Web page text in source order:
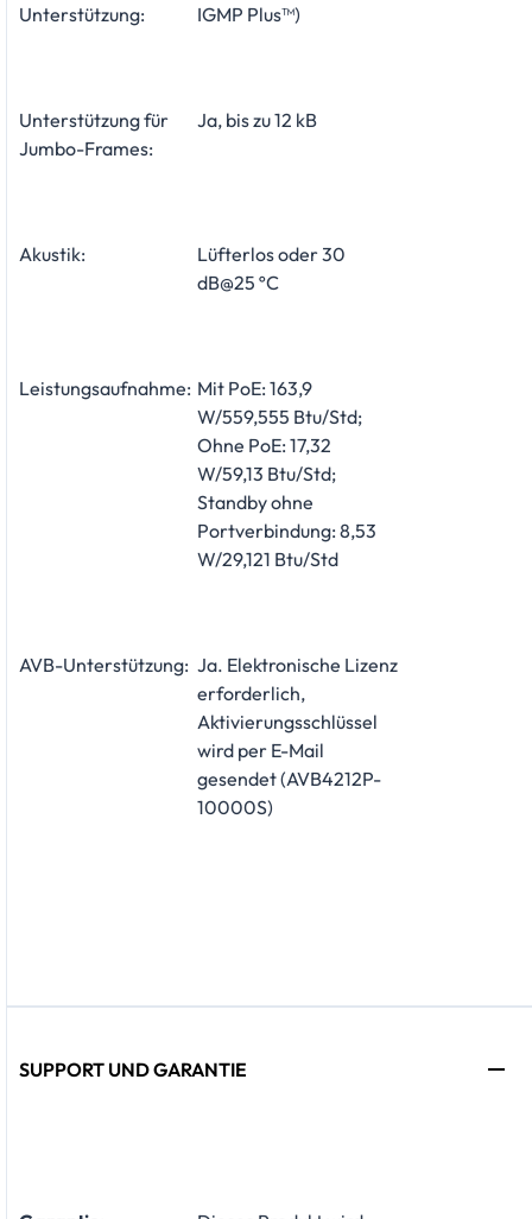
Unterstützung:
IGMP Plus™)
Unterstützung für
Jumbo-Frames:
Ja, bis zu 12 kB
Akustik:
Lüfterlos oder 30
dB@25 ºC
Leistungsaufnahme: Mit PoE: 163,9
W/559,555 Btu/Std;
Ohne PoE: 17,32
W/59,13 Btu/Std;
Standby ohne
Portverbindung: 8,53
W/29,121 Btu/Std
AVB-Unterstützung: Ja. Elektronische Lizenz
erforderlich,
Aktivierungsschlüssel
wird per E-Mail
gesendet (AVB4212P-
10000S)
SUPPORT UND GARANTIE